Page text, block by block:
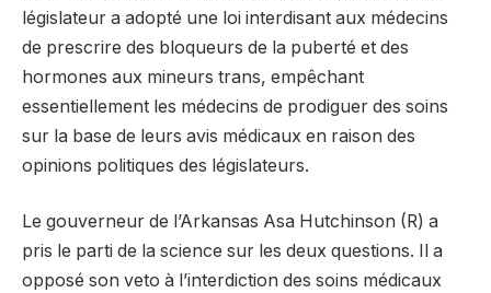
législateur a adopté une loi interdisant aux médecins
de prescrire des bloqueurs de la puberté et des
hormones aux mineurs trans, empêchant
essentiellement les médecins de prodiguer des soins
sur la base de leurs avis médicaux en raison des
opinions politiques des législateurs.
Le gouverneur de l’Arkansas Asa Hutchinson (R) a
pris le parti de la science sur les deux questions. Il a
opposé son veto à l’interdiction des soins médicaux